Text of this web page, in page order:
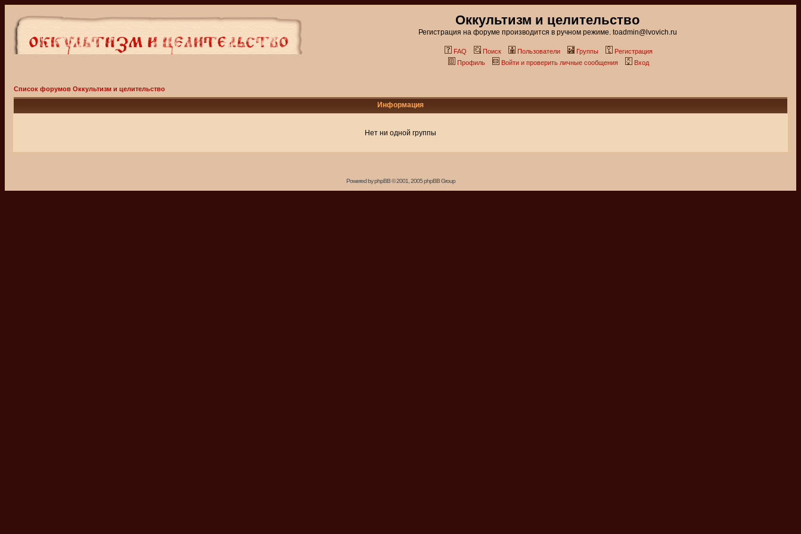
Оккультизм и целительство
Регистрация на форуме производится в ручном режиме. toadmin@lvovich.ru
FAQ Поиск Пользователи Группы
Регистрация
Профиль
Войти и проверить личные сообщения Вход
Список форумов Оккультизм и целительство
Информация
Нет ни одной группы
Powered byphpBB© 2001, 2005 phpBB Group